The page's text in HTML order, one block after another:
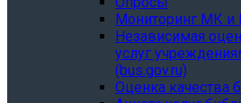
Мониторинг МК и
Независимая
услуг
(bus.gov.ru)
Оценка качества